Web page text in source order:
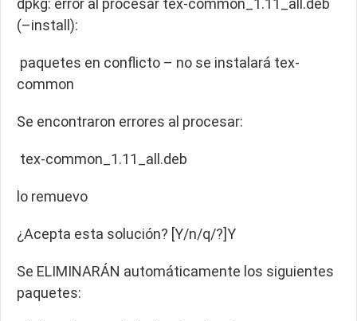
dpkg: error al procesar tex-common_1.11_all.deb
(–install):
paquetes en conflicto – no se instalará tex-
common
Se encontraron errores al procesar:
tex-common_1.11_all.deb
lo remuevo
¿Acepta esta solución? [Y/n/q/?]Y
Se ELIMINARÁN automáticamente los siguientes
paquetes: